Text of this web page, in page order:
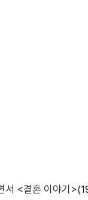
서 <결혼 이야기